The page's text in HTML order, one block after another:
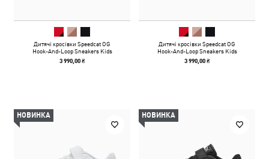
Дитячі кросівки Speedcat OG
Hook-And-Loop Sneakers Kids
3 990,00 ₴
Дитячі кросівки Speedcat OG
Hook-And-Loop Sneakers Kids
3 990,00 ₴
НОВИНКА НОВИНКА